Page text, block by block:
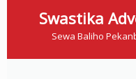
Swastika
Sewa Baliho